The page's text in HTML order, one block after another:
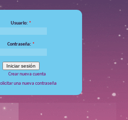
Usuario: *
Contraseña: *
Crear nueva cuenta
una nueva contraseña